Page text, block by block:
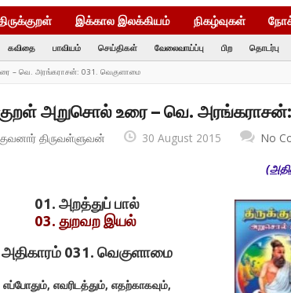
இக்கால இலக்கியம் நிகழ்வுகள்
கவிதை பாவியம் செய்திகள் வேலைவாய்ப்பு பிற தொடர்பு
– வெ. அரங்கராசன்: 031. வெகுளாமை
அறுசொல் உரை – வெ.
திருவள்ளுவன் 30 August 2015 No
01. அறத்துப் பால்
03. துறவற இயல்
அதிகாரம் 031. வெகுளாமை
எப்போதும், எவரிடத்தும், எதற்காகவும்,